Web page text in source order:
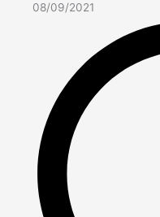
08/09/2021